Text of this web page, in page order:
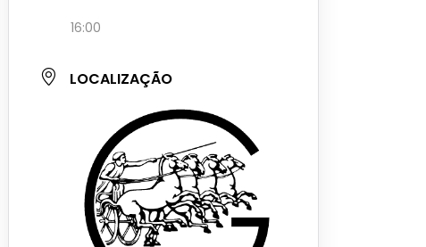
16:00
LOCALIZAÇÃO